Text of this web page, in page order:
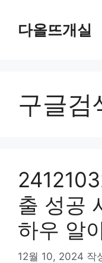
다올뜨개실
구글검
출 성공
하우 알
12월 10, 2024 작